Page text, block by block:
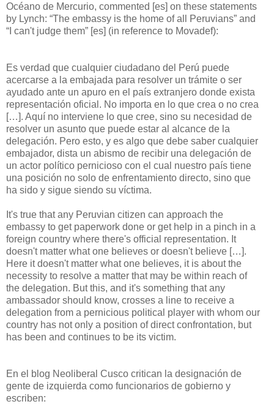
Océano de Mercurio, commented [es] on these statements
by Lynch: “The embassy is the home of all Peruvians” and
“I can't judge them” [es] (in reference to Movadef):
Es verdad que cualquier ciudadano del Perú puede
acercarse a la embajada para resolver un trámite o ser
ayudado ante un apuro en el país extranjero donde exista
representación oficial. No importa en lo que crea o no crea
[…]. Aquí no interviene lo que cree, sino su necesidad de
resolver un asunto que puede estar al alcance de la
delegación. Pero esto, y es algo que debe saber cualquier
embajador, dista un abismo de recibir una delegación de
un actor político pernicioso con el cual nuestro país tiene
una posición no solo de enfrentamiento directo, sino que
ha sido y sigue siendo su víctima.
It's true that any Peruvian citizen can approach the
embassy to get paperwork done or get help in a pinch in a
foreign country where there's official representation. It
doesn't matter what one believes or doesn't believe […].
Here it doesn't matter what one believes, it is about the
necessity to resolve a matter that may be within reach of
the delegation. But this, and it's something that any
ambassador should know, crosses a line to receive a
delegation from a pernicious political player with whom our
country has not only a position of direct confrontation, but
has been and continues to be its victim.
En el blog Neoliberal Cusco critican la designación de
gente de izquierda como funcionarios de gobierno y
escriben: